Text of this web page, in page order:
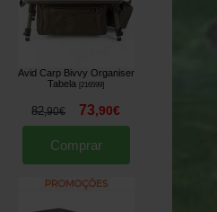
Avid Carp Bivvy Organiser
Tabela [216599]
82,90€ 73,90€
Comprar